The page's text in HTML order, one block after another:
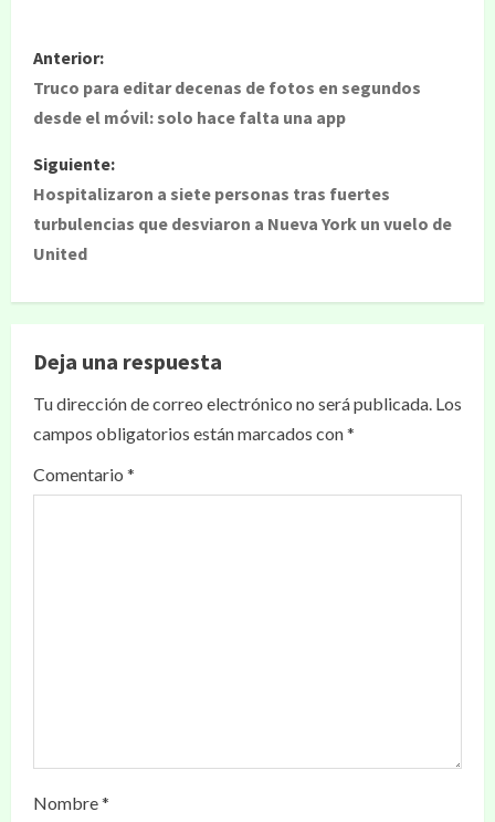
Anterior:
Truco para editar decenas de fotos en segundos
desde el móvil: solo hace falta una app
Siguiente:
Hospitalizaron a siete personas tras fuertes
turbulencias que desviaron a Nueva York un vuelo de
United
Deja una respuesta
Tu dirección de correo electrónico no será publicada. Los
campos obligatorios están marcados con*
Comentario *
Nombre*